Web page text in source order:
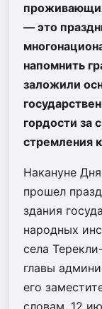
— это
напомнить
заложили
гордости за
стремления
Накануне
прошел
здания
народных
села
главы
его